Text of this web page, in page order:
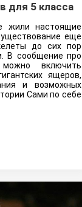
для 5 класса
жили настоящие
еще
до сих пор
В сообщение про
включить
ящеров,
и возможных
Сами по себе